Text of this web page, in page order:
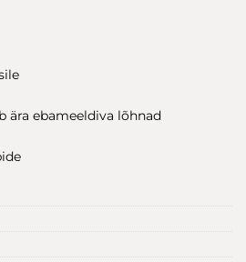
ära ebameeldiva lõhnad